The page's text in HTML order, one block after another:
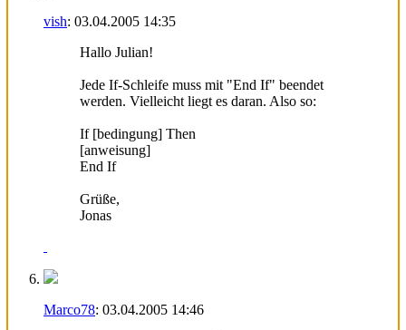
vish: 03.04.2005 14:35
Hallo Julian!
Jede If-Schleife muss mit "End If" beendet
werden. Vielleicht liegt es daran. Also so:
If [bedingung] Then
[anweisung]
End If
Grüße,
Jonas
Marco78: 03.04.2005 14:46